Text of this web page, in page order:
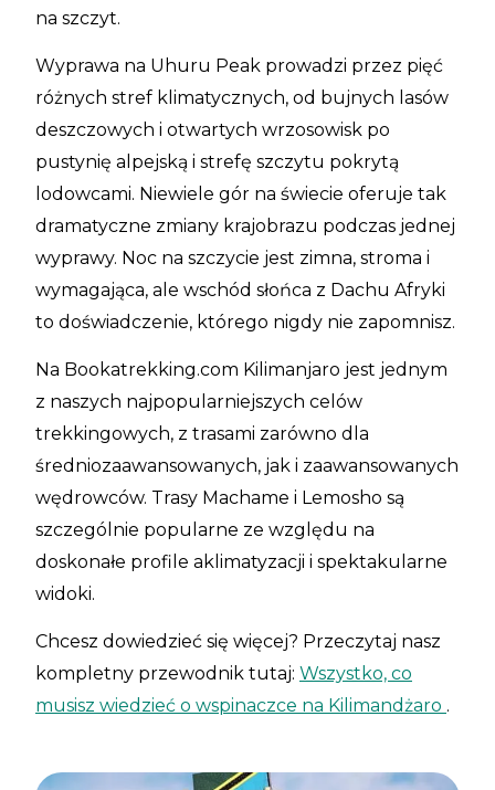
na szczyt.
Wyprawa na Uhuru Peak prowadzi przez pięć
różnych stref klimatycznych, od bujnych lasów
deszczowych i otwartych wrzosowisk po
pustynię alpejską i strefę szczytu pokrytą
lodowcami. Niewiele gór na świecie oferuje tak
dramatyczne zmiany krajobrazu podczas jednej
wyprawy. Noc na szczycie jest zimna, stroma i
wymagająca, ale wschód słońca z Dachu Afryki
to doświadczenie, którego nigdy nie zapomnisz.
Na Bookatrekking.com Kilimanjaro jest jednym
z naszych najpopularniejszych celów
trekkingowych, z trasami zarówno dla
średniozaawansowanych, jak i zaawansowanych
wędrowców. Trasy Machame i Lemosho są
szczególnie popularne ze względu na
doskonałe profile aklimatyzacji i spektakularne
widoki.
Chcesz dowiedzieć się więcej? Przeczytaj nasz
kompletny przewodnik tutaj: Wszystko, co
musisz wiedzieć o wspinaczce na Kilimandżaro .